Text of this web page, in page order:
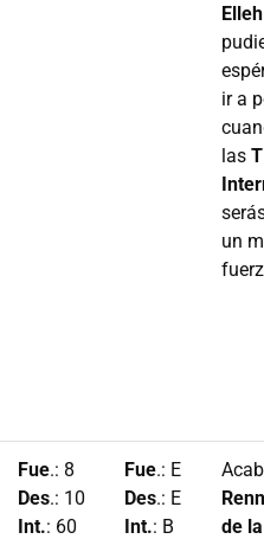
Elleh
ir a
las
un
Fue.: 8
Des.: 10
Int.: 60
Fue.: E
Des.: E
Int.: B
de